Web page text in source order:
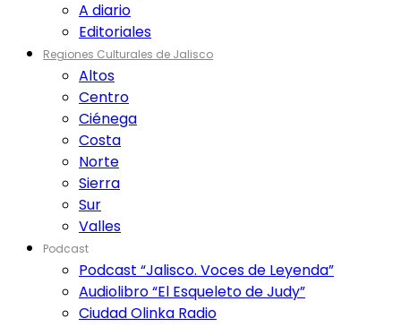
A diario
Editoriales
Regiones Culturales de Jalisco
Altos
Centro
Ciénega
Costa
Norte
Sierra
Sur
Valles
Podcast
Podcast “Jalisco. Voces de Leyenda”
Audiolibro “El Esqueleto de Judy”
Ciudad Olinka Radio